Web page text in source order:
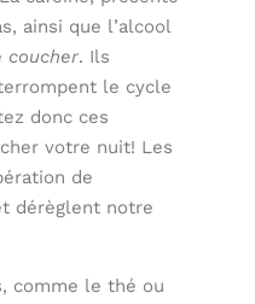
ainsi que l’alcool
coucher. Ils
le cycle
donc ces
votre nuit! Les
de
dérèglent notre
comme le thé ou